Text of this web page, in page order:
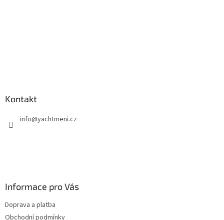
Kontakt
info@yachtmeni.cz
Informace pro Vás
Doprava a platba
Obchodní podmínky